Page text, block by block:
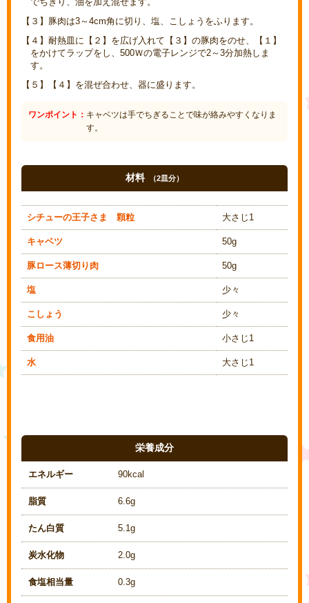
【３】豚肉は3～4cm角に切り、塩、こしょうをふります。
【４】耐熱皿に【２】を広げ入れて【３】の豚肉をのせ、【１】
をかけてラップをし、500Ｗの電子レンジで2～3分加熱しま
す。
【５】【４】を混ぜ合わせ、器に盛ります。
ワンポイント： キャベツは手でちぎることで味が絡みやすくなりま
す。
材料 （2皿分）
シチューの王子さま 顆粒 大さじ1
キャベツ 50g
豚ロース薄切り肉 50g
塩 少々
こしょう 少々
食用油 小さじ1
水 大さじ1
栄養成分
エネルギー 90kcal
脂質 6.6g
たん白質 5.1g
炭水化物 2.0g
食塩相当量 0.3g